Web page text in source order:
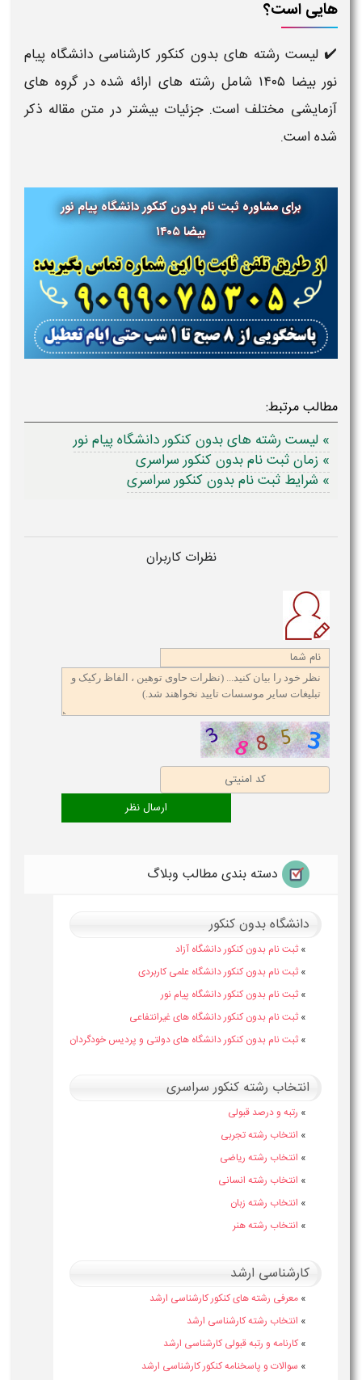
هایی است؟
✔️ لیست رشته های بدون کنکور کارشناسی دانشگاه پیام
نور بیضا ۱۴۰۵ شامل رشته‌ های ارائه‌ شده در گروه‌ های
آزمایشی مختلف است. جزئیات بیشتر در متن مقاله ذکر
شده است.
برای مشاوره ثبت نام بدون کنکور دانشگاه پیام نور
بیضا ۱۴۰۵
مطالب مرتبط:
» لیست رشته های بدون کنکور دانشگاه پیام نور
» زمان ثبت نام بدون کنکور سراسری
» شرایط ثبت نام بدون کنکور سراسری
نظرات کاربران
دسته بندی مطالب وبلاگ
دانشگاه بدون کنکور
» ثبت نام بدون کنکور دانشگاه آزاد
» ثبت نام بدون کنکور دانشگاه علمی کاربردی
» ثبت نام بدون کنکور دانشگاه پیام نور
» ثبت نام بدون کنکور دانشگاه های غیرانتفاعی
» ثبت نام بدون کنکور دانشگاه های دولتی و پردیس خودگردان
انتخاب رشته کنکور سراسری
» رتبه و درصد قبولی
» انتخاب رشته تجربی
» انتخاب رشته ریاضی
» انتخاب رشته انسانی
» انتخاب رشته زبان
» انتخاب رشته هنر
کارشناسی ارشد
» معرفی رشته های کنکور کارشناسی ارشد
» انتخاب رشته کارشناسی ارشد
» کارنامه و رتبه قبولی کارشناسی ارشد
» سوالات و پاسخنامه کنکور کارشناسی ارشد